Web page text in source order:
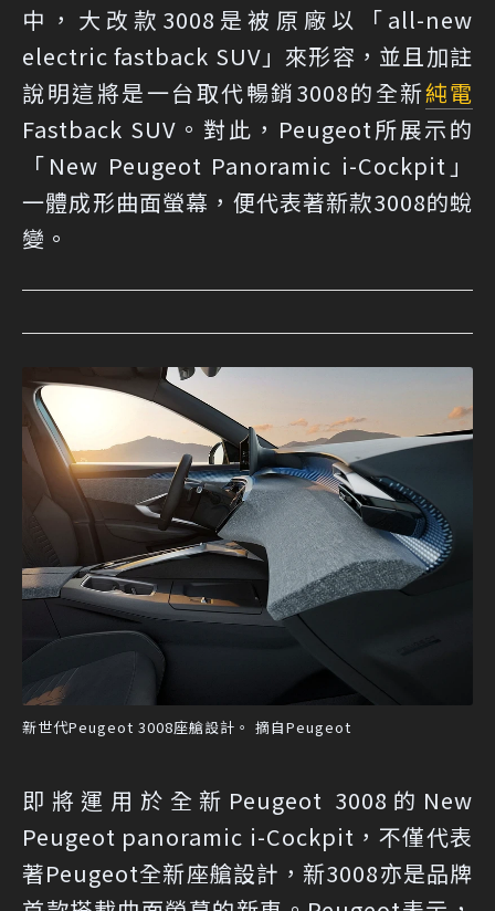
中，大改款3008是被原廠以「all-new
electric fastback SUV」來形容，並且加註
說明這將是一台取代暢銷3008的全新純電
Fastback SUV。對此，Peugeot所展示的
「New Peugeot Panoramic i-Cockpit」
一體成形曲面螢幕，便代表著新款3008的蛻
變。
新世代Peugeot 3008座艙設計。 摘自Peugeot
即將運用於全新Peugeot 3008的New
Peugeot panoramic i-Cockpit，不僅代表
著Peugeot全新座艙設計，新3008亦是品牌